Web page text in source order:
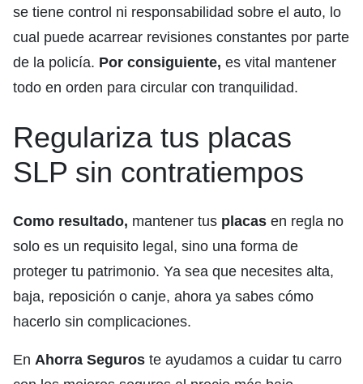
se tiene control ni responsabilidad sobre el auto, lo
cual puede acarrear revisiones constantes por parte
de la policía. Por consiguiente, es vital mantener
todo en orden para circular con tranquilidad.
Regulariza tus placas
SLP sin contratiempos
Como resultado, mantener tus placas en regla no
solo es un requisito legal, sino una forma de
proteger tu patrimonio. Ya sea que necesites alta,
baja, reposición o canje, ahora ya sabes cómo
hacerlo sin complicaciones.
En Ahorra Seguros te ayudamos a cuidar tu carro